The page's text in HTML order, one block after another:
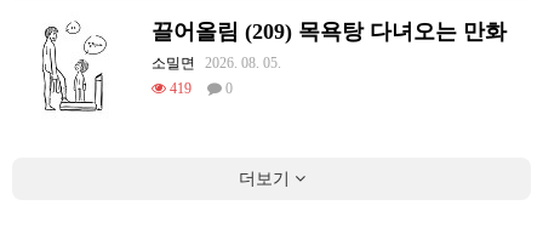
끌어올림 (209) 목욕탕 다녀오는 만화
소밀면
2026. 08. 05.
419
0
더보기